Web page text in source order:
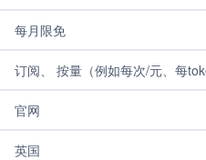
每月限免
订阅、 按量（例如每次/元、每
官网
英国